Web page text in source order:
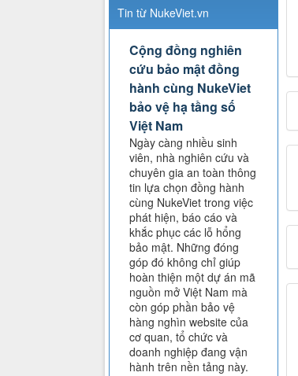
Tin từ NukeViet.vn
Cộng đồng nghiên
cứu bảo mật đồng
hành cùng NukeViet
bảo vệ hạ tầng số
Việt Nam
Ngày càng nhiều sinh
viên, nhà nghiên cứu và
chuyên gia an toàn thông
tin lựa chọn đồng hành
cùng NukeViet trong việc
phát hiện, báo cáo và
khắc phục các lỗ hổng
bảo mật. Những đóng
góp đó không chỉ giúp
hoàn thiện một dự án mã
nguồn mở Việt Nam mà
còn góp phần bảo vệ
hàng nghìn website của
cơ quan, tổ chức và
doanh nghiệp đang vận
hành trên nền tảng này.